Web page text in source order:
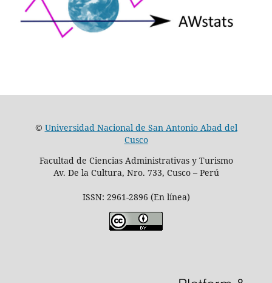
© Universidad Nacional de San Antonio Abad del
Cusco
Facultad de Ciencias Administrativas y Turismo
Av. De la Cultura, Nro. 733, Cusco – Perú
ISSN: 2961-2896 (En línea)